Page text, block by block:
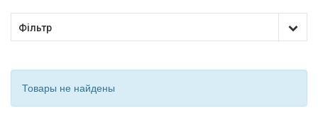
Фільтр
Товары не найдены